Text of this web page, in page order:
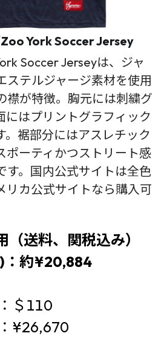
York Soccer Jersey
Soccer Jerseyは、ジャ
ステルジャージ素材を使用
襟が特徴。胸元には刺繍グ
にはプリントグラフィック
。裾部分にはアスレチック
ポーティかつストリート感
す。国内公式サイトは全色
リカ公式サイトなら購入可
送料、関税込み）
：約¥20,884
＄110
¥26,670